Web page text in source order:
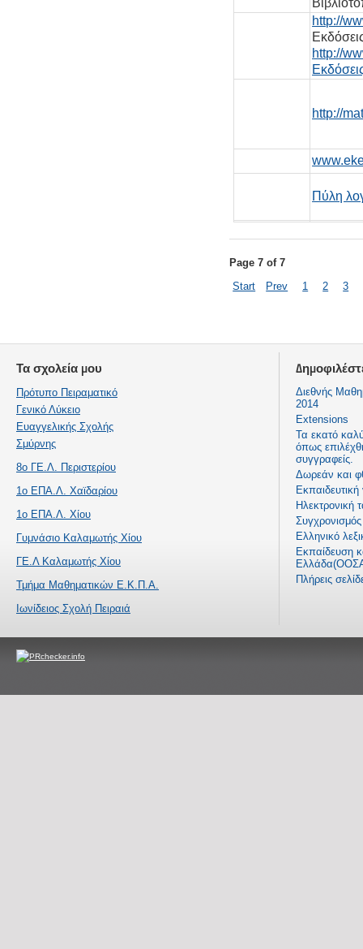
http://
http://
http://
Πύλη
Page 7 of 7
Start
Prev 1 2 3
Τα σχολεία μου
Πρότυπο Πειραματικό
Γενικό Λύκειο
Ευαγγελικής Σχολής
Σμύρνης
8ο ΓΕ.Λ. Περιστερίου
1ο ΕΠΑ.Λ. Χαϊδαρίου
1ο ΕΠΑ.Λ. Χίου
Γυμνάσιο Καλαμωτής Χίου
ΓΕ.Λ Καλαμωτής Χίου
Τμήμα Μαθηματικών Ε.Κ.Π.Α.
Ιωνίδειος Σχολή Πειραιά
Διεθνής
2014
Extensions
Τα εκατό
όπως
συγγραφείς.
Δωρεάν και
Ηλεκτρονική
Ελληνικό
Εκπαίδευση
Πλήρεις